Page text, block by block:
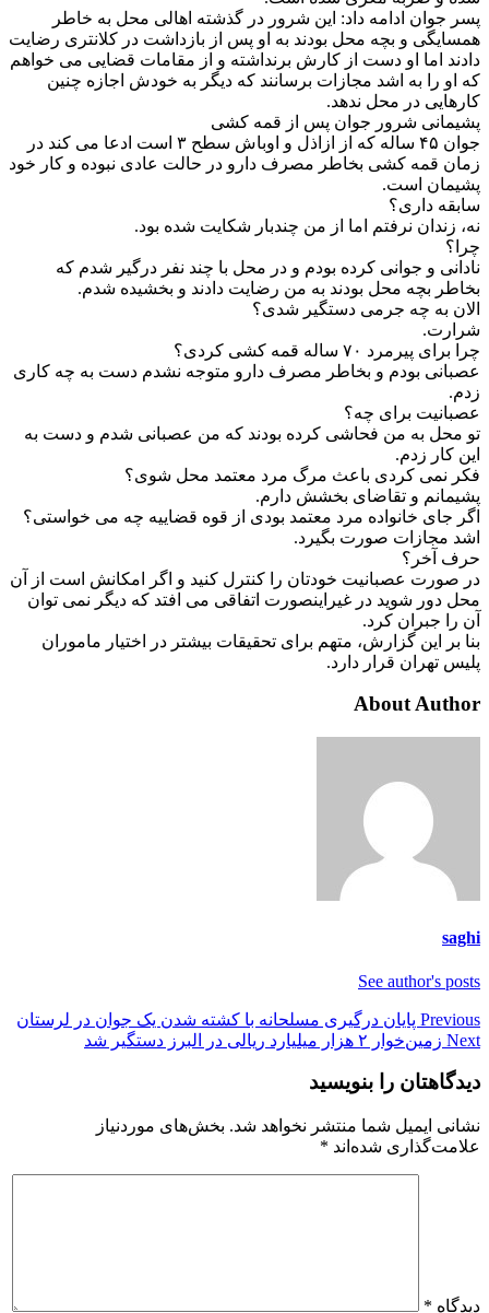
پسر جوان ادامه داد: این شرور در گذشته اهالی محل به خاطر
همسایگی و بچه محل بودند به او پس از بازداشت در کلانتری رضایت
دادند اما او دست از کارش برنداشته و از مقامات قضایی می خواهم
که او را به اشد مجازات برسانند که دیگر به خودش اجازه چنین
کارهایی در محل ندهد.
پشیمانی شرور جوان پس از قمه کشی
جوان ۴۵ ساله که از ازاذل و اوباش سطح ۳ است ادعا می کند در
زمان قمه کشی بخاطر مصرف دارو در حالت عادی نبوده و کار خود
پشیمان است.
سابقه داری؟
نه، زندان نرفتم اما از من چندبار شکایت شده بود.
چرا؟
نادانی و جوانی کرده بودم و در محل با چند نفر درگیر شدم که
بخاطر بچه محل بودند به من رضایت دادند و بخشیده شدم.
الان به چه جرمی دستگیر شدی؟
شرارت.
چرا برای پیرمرد ۷۰ ساله قمه کشی کردی؟
عصبانی بودم و بخاطر مصرف دارو متوجه نشدم دست به چه کاری
زدم.
عصبانیت برای چه؟
تو محل به من فحاشی کرده بودند که من عصبانی شدم و دست به
این کار زدم.
فکر نمی کردی باعث مرگ مرد معتمد محل شوی؟
پشیمانم و تقاضای بخشش دارم.
اگر جای خانواده مرد معتمد بودی از قوه قضاییه چه می خواستی؟
اشد مجازات صورت بگیرد.
حرف آخر؟
در صورت عصبانیت خودتان را کنترل کنید و اگر امکانش است از آن
محل دور شوید در غیراینصورت اتفاقی می افتد که دیگر نمی توان
آن را جبران کرد.
بنا بر این گزارش، متهم برای تحقیقات بیشتر در اختیار ماموران
پلیس تهران قرار دارد.
About Author
saghi
See author's posts
Post
navigation
Previous پایان درگیری مسلحانه با کشته شدن یک جوان در لرستان
Next زمین‌خوار ۲ هزار میلیارد ریالی در البرز دستگیر شد
دیدگاهتان را بنویسید
نشانی ایمیل شما منتشر نخواهد شد. بخش‌های موردنیاز
علامت‌گذاری شده‌اند *
دیدگاه *